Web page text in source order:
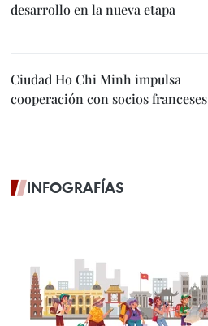
desarrollo en la nueva etapa
Ciudad Ho Chi Minh impulsa
cooperación con socios franceses
INFOGRAFÍAS